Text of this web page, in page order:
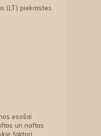
(LT) piekrastes
esošai
un naftas
faktori